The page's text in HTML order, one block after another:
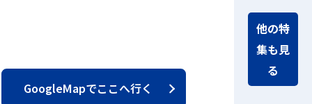
GoogleMapでここへ行く
他の特
集も見
る